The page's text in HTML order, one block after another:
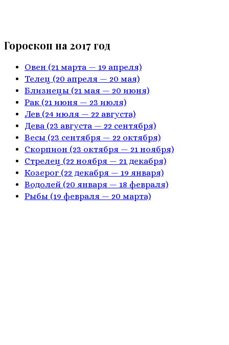
Гороскоп на 2017 год
Овен (21 марта — 19 апреля)
Телец (20 апреля — 20 мая)
Близнецы (21 мая — 20 июня)
Рак (21 июня — 23 июля)
Лев (24 июля — 22 августа)
Дева (23 августа — 22 сентября)
Весы (23 сентября — 22 октября)
Скорпион (23 октября — 21 ноября)
Стрелец (22 ноября — 21 декабря)
Козерог (22 декабря — 19 января)
Водолей (20 января — 18 февраля)
Рыбы (19 февраля — 20 марта)